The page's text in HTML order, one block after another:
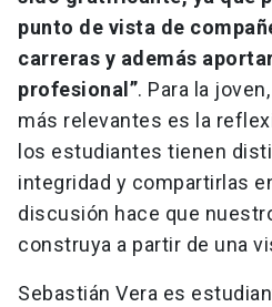
punto de vista de
carreras y además
profesional”. Para la
más relevantes es la
los estudiantes tienen
integridad y compartirlas
discusión hace que
construya a partir de una
Sebastián Vera es